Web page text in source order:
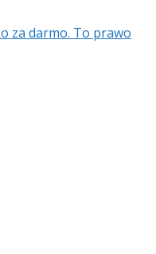
za darmo. To prawo